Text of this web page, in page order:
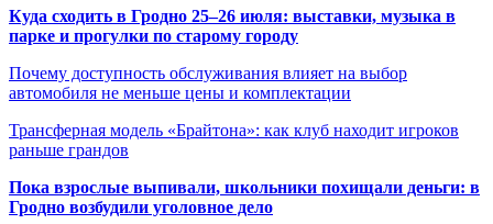
Куда сходить в Гродно 25–26 июля: выставки, музыка в
парке и прогулки по старому городу
Почему доступность обслуживания влияет на выбор
автомобиля не меньше цены и комплектации
Трансферная модель «Брайтона»: как клуб находит игроков
раньше грандов
Пока взрослые выпивали, школьники похищали деньги: в
Гродно возбудили уголовное дело